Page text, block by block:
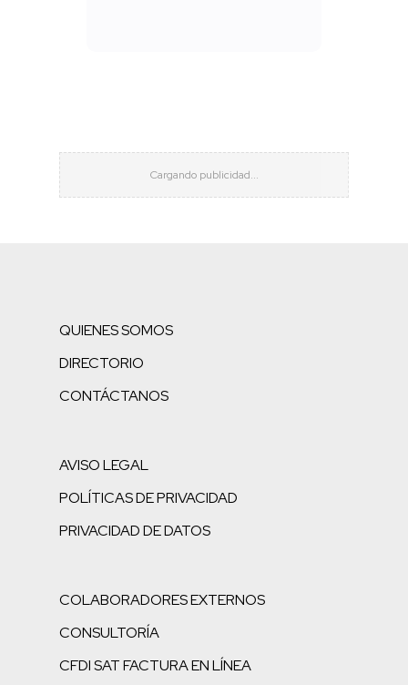
QUIENES SOMOS
DIRECTORIO
CONTÁCTANOS
AVISO LEGAL
POLÍTICAS DE PRIVACIDAD
PRIVACIDAD DE DATOS
COLABORADORES EXTERNOS
CONSULTORÍA
CFDI SAT FACTURA EN LÍNEA